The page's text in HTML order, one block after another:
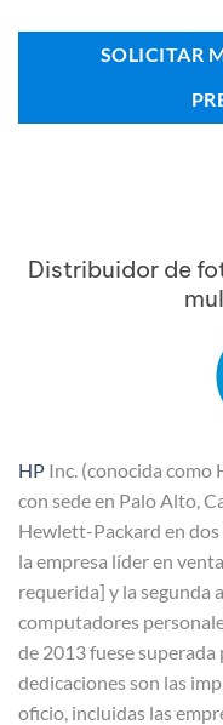
SOLICITAR
Distribuidor de
HP Inc. (conocida como
con sede en Palo Alto,
Hewlett-Packard en dos
la empresa líder en
requerida] y la segunda
computadores
de 2013 fuese
dedicaciones son las
oficio, incluidas las